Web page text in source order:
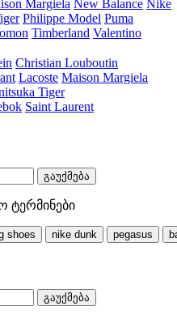
Margiela New Balance Nike
Philippe Model Puma
Timberland Valentino
Christian Louboutin
Lacoste Maison Margiela
Tiger
Saint Laurent
გაუქმება
ტერმინები
shoes nike dunk pegasus
გაუქმება